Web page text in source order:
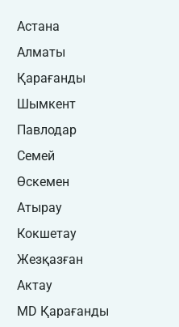
Астана
Алматы
Қарағанды
Шымкент
Павлодар
Семей
Өскемен
Атырау
Кокшетау
Жезқазған
Актау
MD Қарағанды